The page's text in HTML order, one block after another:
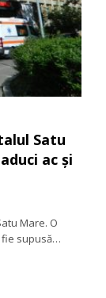
Satu
ac și
Mare. O
fie supusă…